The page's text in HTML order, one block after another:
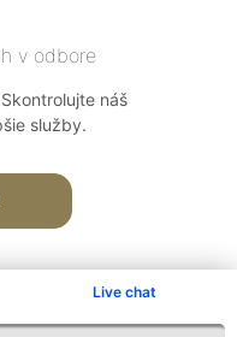
Live chat
v odbore
náš
služby.